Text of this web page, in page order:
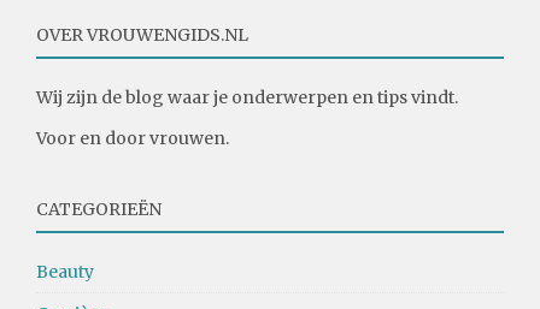
OVER VROUWENGIDS.NL
Wij zijn de blog waar je onderwerpen en tips vindt.
Voor en door vrouwen.
CATEGORIEËN
Beauty